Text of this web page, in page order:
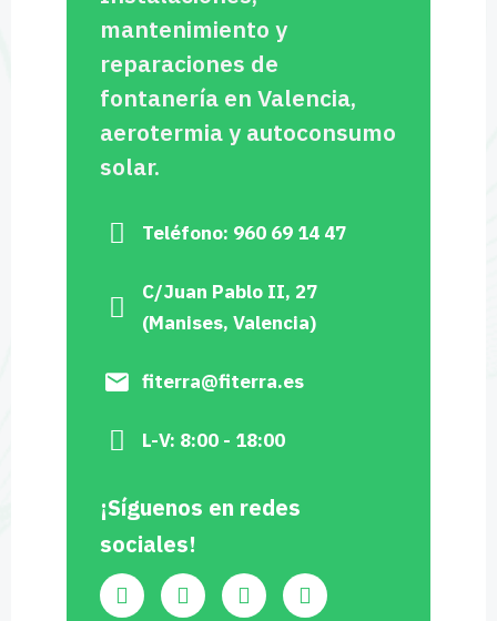
mantenimiento y
reparaciones de
fontanería en Valencia,
aerotermia y autoconsumo
solar.
Teléfono: 960 69 14 47
C/Juan Pablo II, 27
(Manises, Valencia)
fiterra@fiterra.es
L-V: 8:00 - 18:00
¡Síguenos en redes
sociales!